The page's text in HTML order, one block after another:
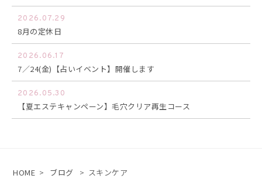
2026.07.29
8月の定休日
2026.06.17
7／24(金)【占いイベント】開催します
2026.05.30
【夏エステキャンペーン】毛穴クリア再生コース
HOME > ブログ > スキンケア